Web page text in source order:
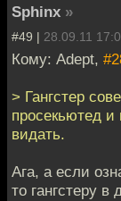
Sphinx »
#49 | 28.09.11
Кому: Adept,
> Гангстер
просекьютед
видать.
Ага, а если
то гангстеру